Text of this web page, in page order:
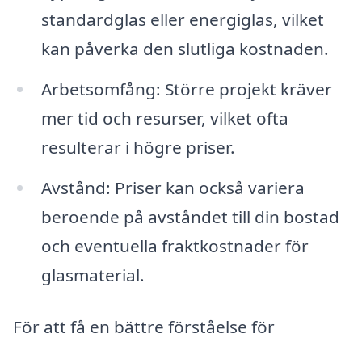
standardglas eller energiglas, vilket
kan påverka den slutliga kostnaden.
Arbetsomfång: Större projekt kräver
mer tid och resurser, vilket ofta
resulterar i högre priser.
Avstånd: Priser kan också variera
beroende på avståndet till din bostad
och eventuella fraktkostnader för
glasmaterial.
För att få en bättre förståelse för